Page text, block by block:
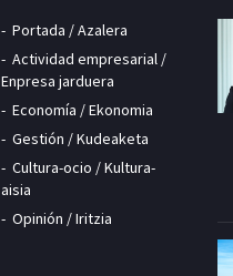
Portada / Azalera
Actividad empresarial /
Enpresa jarduera
Economía / Ekonomia
Gestión / Kudeaketa
Cultura-ocio / Kultura-
aisia
Opinión / Iritzia